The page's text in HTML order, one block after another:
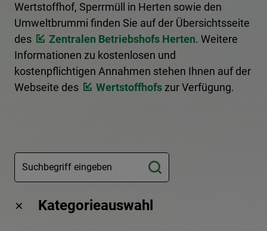
Wertstoffhof, Sperrmüll in Herten sowie den
Umweltbrummi finden Sie auf der Übersichtsseite
des
Zentralen Betriebshofs Herten. Weitere
Informationen zu kostenlosen und
kostenpflichtigen Annahmen stehen Ihnen auf der
Webseite des
Wertstoffhofs zur Verfügung.
Kategorieauswahl